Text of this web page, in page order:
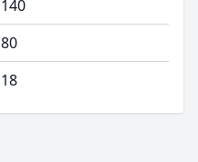
140
80
18